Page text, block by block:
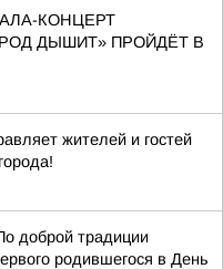
КОНЦЕРТ
ДЫШИТ» ПРОЙДЁТ В
жителей и гостей
доброй традиции
родившегося в День